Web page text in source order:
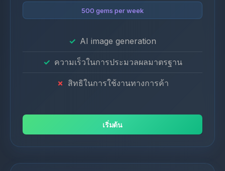
500 gems per week
AI image generation
ความเร็วในการประมวลผลมาตรฐาน
สิทธิในการใช้งานทางการค้า
เริ่มต้น